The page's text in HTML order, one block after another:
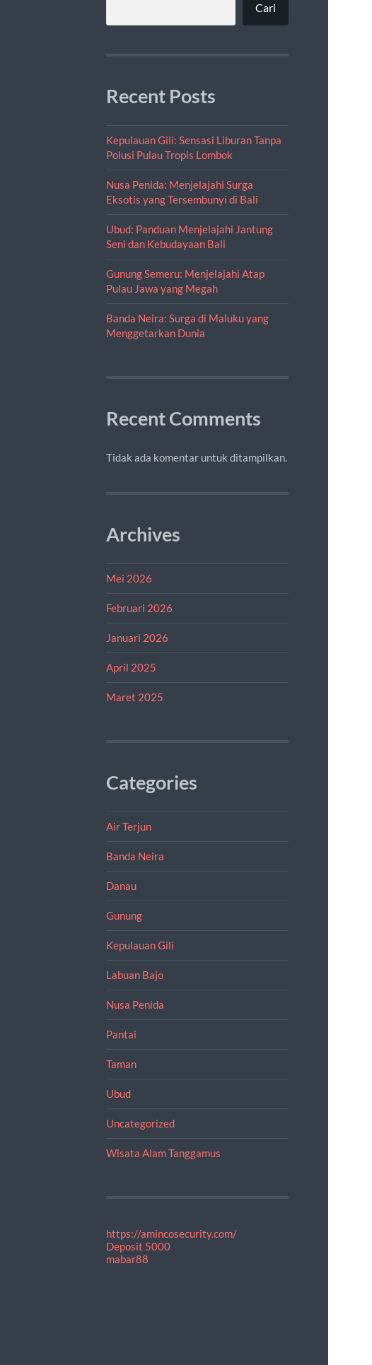
Cari
Recent Posts
Kepulauan Gili: Sensasi Liburan Tanpa
Polusi Pulau Tropis Lombok
Nusa Penida: Menjelajahi Surga
Eksotis yang Tersembunyi di Bali
Ubud: Panduan Menjelajahi Jantung
Seni dan Kebudayaan Bali
Gunung Semeru: Menjelajahi Atap
Pulau Jawa yang Megah
Banda Neira: Surga di Maluku yang
Menggetarkan Dunia
Recent Comments
Tidak ada komentar untuk ditampilkan.
Archives
Mei 2026
Februari 2026
Januari 2026
April 2025
Maret 2025
Categories
Air Terjun
Banda Neira
Danau
Gunung
Kepulauan Gili
Labuan Bajo
Nusa Penida
Pantai
Taman
Ubud
Uncategorized
Wisata Alam Tanggamus
https://amincosecurity.com/
Deposit 5000
mabar88